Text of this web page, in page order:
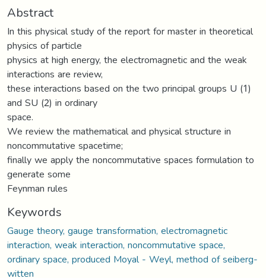
Abstract
In this physical study of the report for master in theoretical
physics of particle
physics at high energy, the electromagnetic and the weak
interactions are review,
these interactions based on the two principal groups U (1)
and SU (2) in ordinary
space.
We review the mathematical and physical structure in
noncommutative spacetime;
finally we apply the noncommutative spaces formulation to
generate some
Feynman rules
Keywords
Gauge theory, gauge transformation, electromagnetic
interaction, weak interaction, noncommutative space,
ordinary space, produced Moyal - Weyl, method of seiberg-
witten